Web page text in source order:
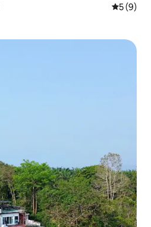
Średnia
5 (9)